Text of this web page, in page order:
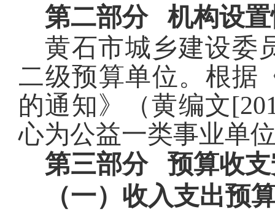
第二部分机构设
黄石市城乡建设委
二级预算单位。 根据
的通知》（黄编文
心为公益一类事业单
第三部分 预算收支
（一） 收入支出预